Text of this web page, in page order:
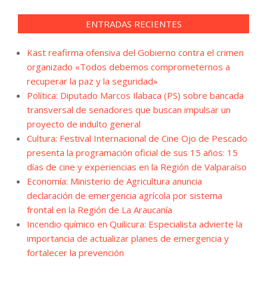
ENTRADAS RECIENTES
Kast reafirma ofensiva del Gobierno contra el crimen
organizado «Todos debemos comprometernos a
recuperar la paz y la seguridad»
Política: Diputado Marcos Ilabaca (PS) sobre bancada
transversal de senadores que buscan impulsar un
proyecto de indulto general
Cultura: Festival Internacional de Cine Ojo de Pescado
presenta la programación oficial de sus 15 años: 15
días de cine y experiencias en la Región de Valparaíso
Economía: Ministerio de Agricultura anuncia
declaración de emergencia agrícola por sistema
frontal en la Región de La Araucanía
Incendio químico en Quilicura: Especialista advierte la
importancia de actualizar planes de emergencia y
fortalecer la prevención